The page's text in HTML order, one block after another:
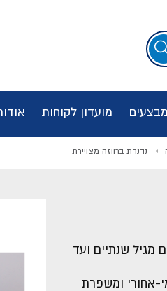
חיפוש
מבצעים מועדון לקוחות
נדנדת ברווזה מצויירת
מגיל שנתיים ועד
אחורי ומשפרת